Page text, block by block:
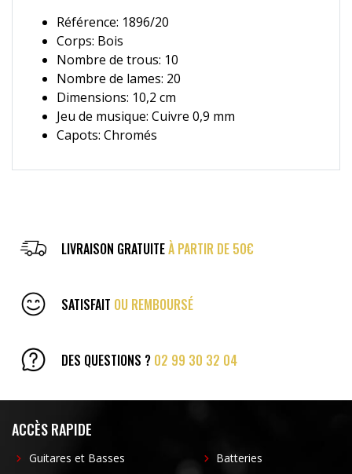
Référence: 1896/20
Corps: Bois
Nombre de trous: 10
Nombre de lames: 20
Dimensions: 10,2 cm
Jeu de musique: Cuivre 0,9 mm
Capots: Chromés
LIVRAISON GRATUITEÀ PARTIR DE 50€
SATISFAIT OU REMBOURSÉ
DES QUESTIONS ? 02 99 30 32 04
ACCÈS RAPIDE
Guitares et Basses Batteries